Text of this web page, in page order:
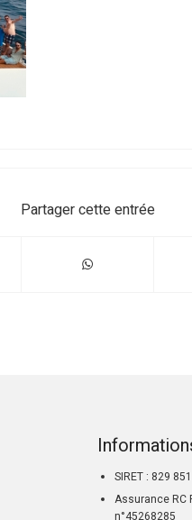
Partager cette entrée
SIRET : 829
Assurance RC
n°45268285